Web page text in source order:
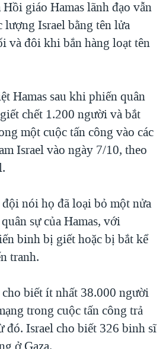
giáo Hamas lãnh đạo vẫn
lượng Israel bằng tên lửa
và đôi khi bắn hàng loạt tên
Hamas sau khi phiến quân
chết 1.200 người và bắt
một cuộc tấn công vào các
Israel vào ngày 7/10, theo
nói họ đã loại bỏ một nửa
sự của Hamas, với
binh bị giết hoặc bị bắt kể
tranh.
cho biết ít nhất 38.000 người
trong cuộc tấn công trả
đó. Israel cho biết 326 binh sĩ